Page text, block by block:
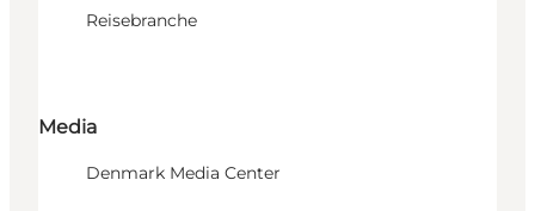
Reisebranche
Media
Denmark Media Center